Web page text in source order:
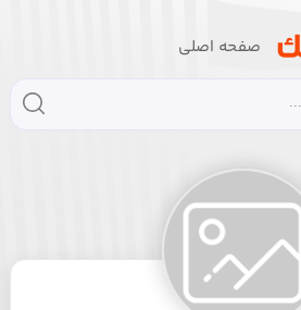
صفحه اصلی